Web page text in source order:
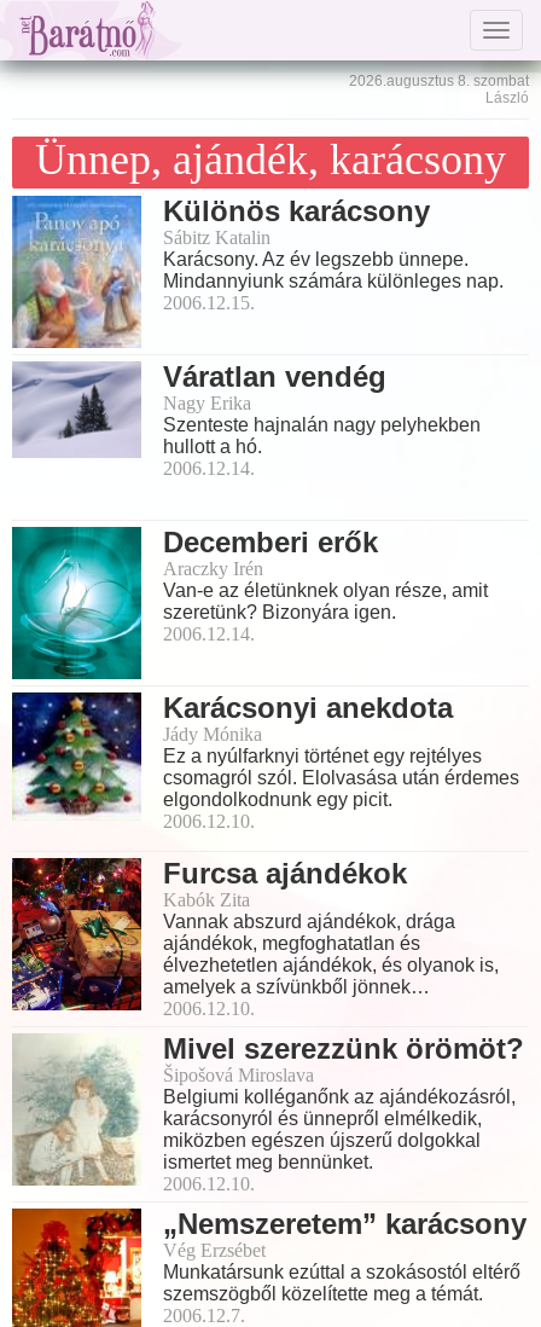
2026.augusztus 8. szombat
László
Ünnep, ajándék, karácsony
Különös karácsony
Sábitz Katalin
Karácsony. Az év legszebb ünnepe.
Mindannyiunk számára különleges nap.
2006.12.15.
Váratlan vendég
Nagy Erika
Szenteste hajnalán nagy pelyhekben
hullott a hó.
2006.12.14.
Decemberi erők
Araczky Irén
Van-e az életünknek olyan része, amit
szeretünk? Bizonyára igen.
2006.12.14.
Karácsonyi anekdota
Jády Mónika
Ez a nyúlfarknyi történet egy rejtélyes
csomagról szól. Elolvasása után érdemes
elgondolkodnunk egy picit.
2006.12.10.
Furcsa ajándékok
Kabók Zita
Vannak abszurd ajándékok, drága
ajándékok, megfoghatatlan és
élvezhetetlen ajándékok, és olyanok is,
amelyek a szívünkből jönnek…
2006.12.10.
Mivel szerezzünk örömöt?
Šipošová Miroslava
Belgiumi kolléganőnk az ajándékozásról,
karácsonyról és ünnepről elmélkedik,
miközben egészen újszerű dolgokkal
ismertet meg bennünket.
2006.12.10.
„Nemszeretem” karácsony
Vég Erzsébet
Munkatársunk ezúttal a szokásostól eltérő
szemszögből közelítette meg a témát.
2006.12.7.